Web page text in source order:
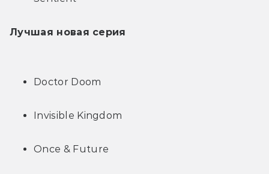
Лучшая новая серия
Doctor Doom
Invisible Kingdom
Once & Future